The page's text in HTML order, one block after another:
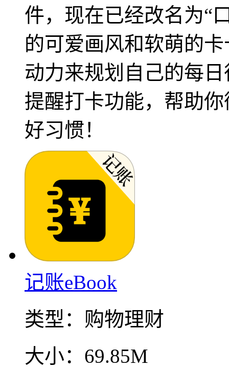
件，现在已经改名为“
的可爱画风和软萌的
动力来规划自己的每
提醒打卡功能，帮助
好习惯！
记账eBook
类型： 购物理财
大小： 69.85M